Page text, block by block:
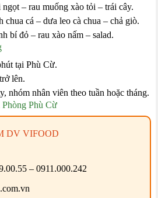
– rau muống xào tỏi – trái cây.
chua cá – dưa leo cà chua – chả giò.
bí đỏ – rau xào nấm – salad.
tại Phù Cừ.
lên.
nhóm nhân viên theo tuần hoặc tháng.
Phù Cừ
DV VIFOOD
– 0911.000.242